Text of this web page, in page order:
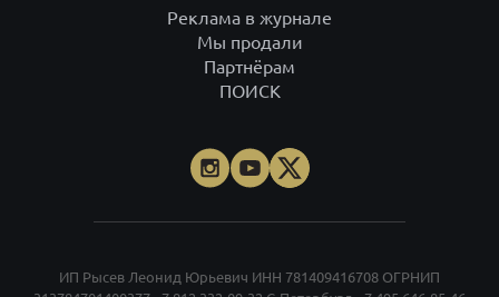
Реклама в журнале
Мы продали
Партнёрам
ПОИСК
ИП Рысев Леонид Юрьевич ИНН 781409416708 ОГРНИП